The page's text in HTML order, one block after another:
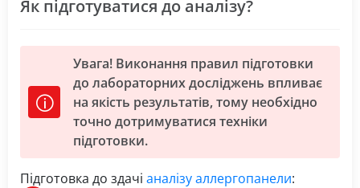
Як підготуватися до аналізу?
Увага! Виконання правил підготовки
до лабораторних досліджень впливає
на якість результатів, тому необхідно
точно дотримуватися техніки
підготовки.
Підготовка до здачі аналізу аллергопанели: